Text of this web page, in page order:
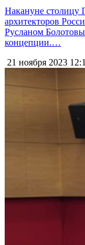
Накануне столицу
архитекторов
Русланом
концепции.…
21 ноября 2023